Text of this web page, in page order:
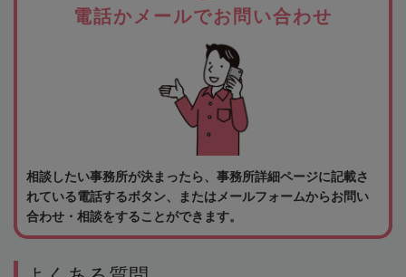
電話かメールでお問い合わせ
相談したい事務所が決まったら、事務所詳細ページに記載さ
れている電話するボタン、またはメールフォームからお問い
合わせ・相談をすることができます。